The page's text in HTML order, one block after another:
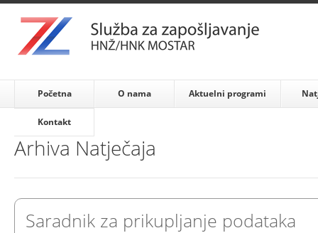
Početna O nama Aktuelni programi
Kontakt
Arhiva Natječaja
Saradnik za prikupljanje podataka